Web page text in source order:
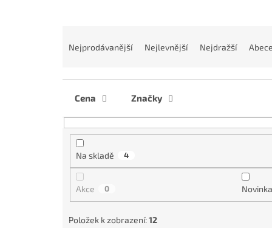
r
Nejprodávanější Nejlevnější Nejdražší
Cena Značky
Na skladě 4
Akce 0 Novinka
Položek k zobrazení:12